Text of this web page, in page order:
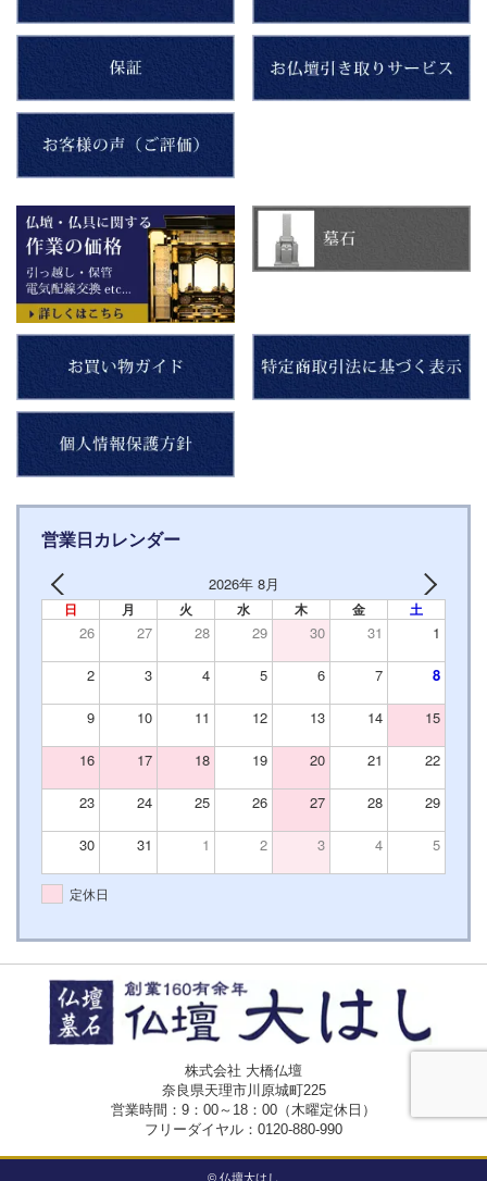
営業日カレンダー
2026年 8月
日 月 火 水 木 金 土
26 27 28 29 30 31 1
2 3 4 5 6 7 8
9 10 11 12 13 14 15
16 17 18 19 20 21 22
23 24 25 26 27 28 29
30 31 1 2 3 4 5
定休日
株式会社 大橋仏壇
奈良県天理市川原城町225
営業時間：9：00～18：00（木曜定休日）
フリーダイヤル： 0120-880-990
© 仏壇大はし